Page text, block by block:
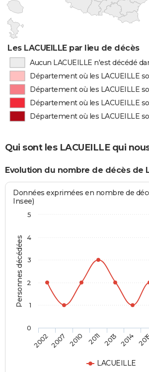
Les LACUEILLE par lieu de décès
Aucun LACUEILLE n'est décédé
Département où les LACUEILLE
Département où les LACUEILLE
Département où les LACUEILLE
Département où les LACUEILLE
Qui sont les LACUEILLE qui
Evolution du nombre de décès de
Personnes décédées
Données exprimées en nombre de
Insee)
LACUEILLE
20022007 2010 2011 2013 2014
0
1
2
3
4
5